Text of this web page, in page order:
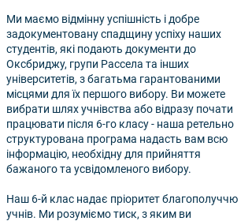
Ми маємо відмінну успішність і добре
задокументовану спадщину успіху наших
студентів, які подають документи до
Оксбриджу, групи Рассела та інших
університетів, з багатьма гарантованими
місцями для їх першого вибору. Ви можете
вибрати шлях учнівства або відразу почати
працювати після 6-го класу - наша ретельно
структурована програма надасть вам всю
інформацію, необхідну для прийняття
бажаного та усвідомленого вибору.
Наш 6-й клас надає пріоритет благополуччю
учнів. Ми розуміємо тиск, з яким ви